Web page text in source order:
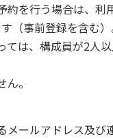
を行う場合は、利
（事前登録を含む）
は、構成員が2人
。
ールアドレス及び